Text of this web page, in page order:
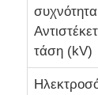
συχνότητα
τάση (kV)